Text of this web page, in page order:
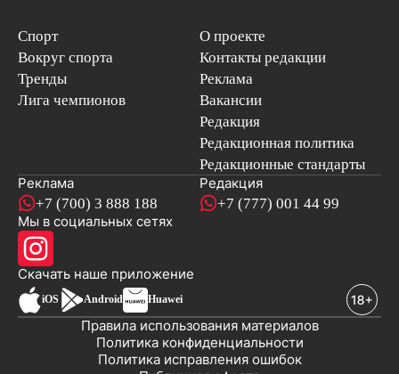
Спорт
Вокруг спорта
Тренды
Лига чемпионов
О проекте
Контакты редакции
Реклама
Вакансии
Редакция
Редакционная политика
Редакционные стандарты
Реклама
+7 (700) 3 888 188
Редакция
+7 (777) 001 44 99
Мы в социальных сетях
Скачать наше приложениеновостей
iOS Android Huawei
Политика исправления ошибок
Политика конфиденциальности
Правила использования материалов